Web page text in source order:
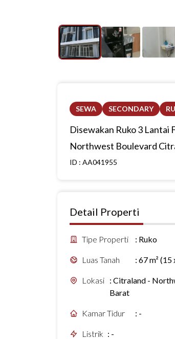
SEWA SECONDARY
Disewakan Ruko 3 Lantai
Northwest Boulevard
ID : AA041955
Detail Properti
Tipe Properti : Ruko
Luas Tanah : 67 m² (15
Lokasi : Citraland -
Barat
Kamar Tidur : -
Listrik : -